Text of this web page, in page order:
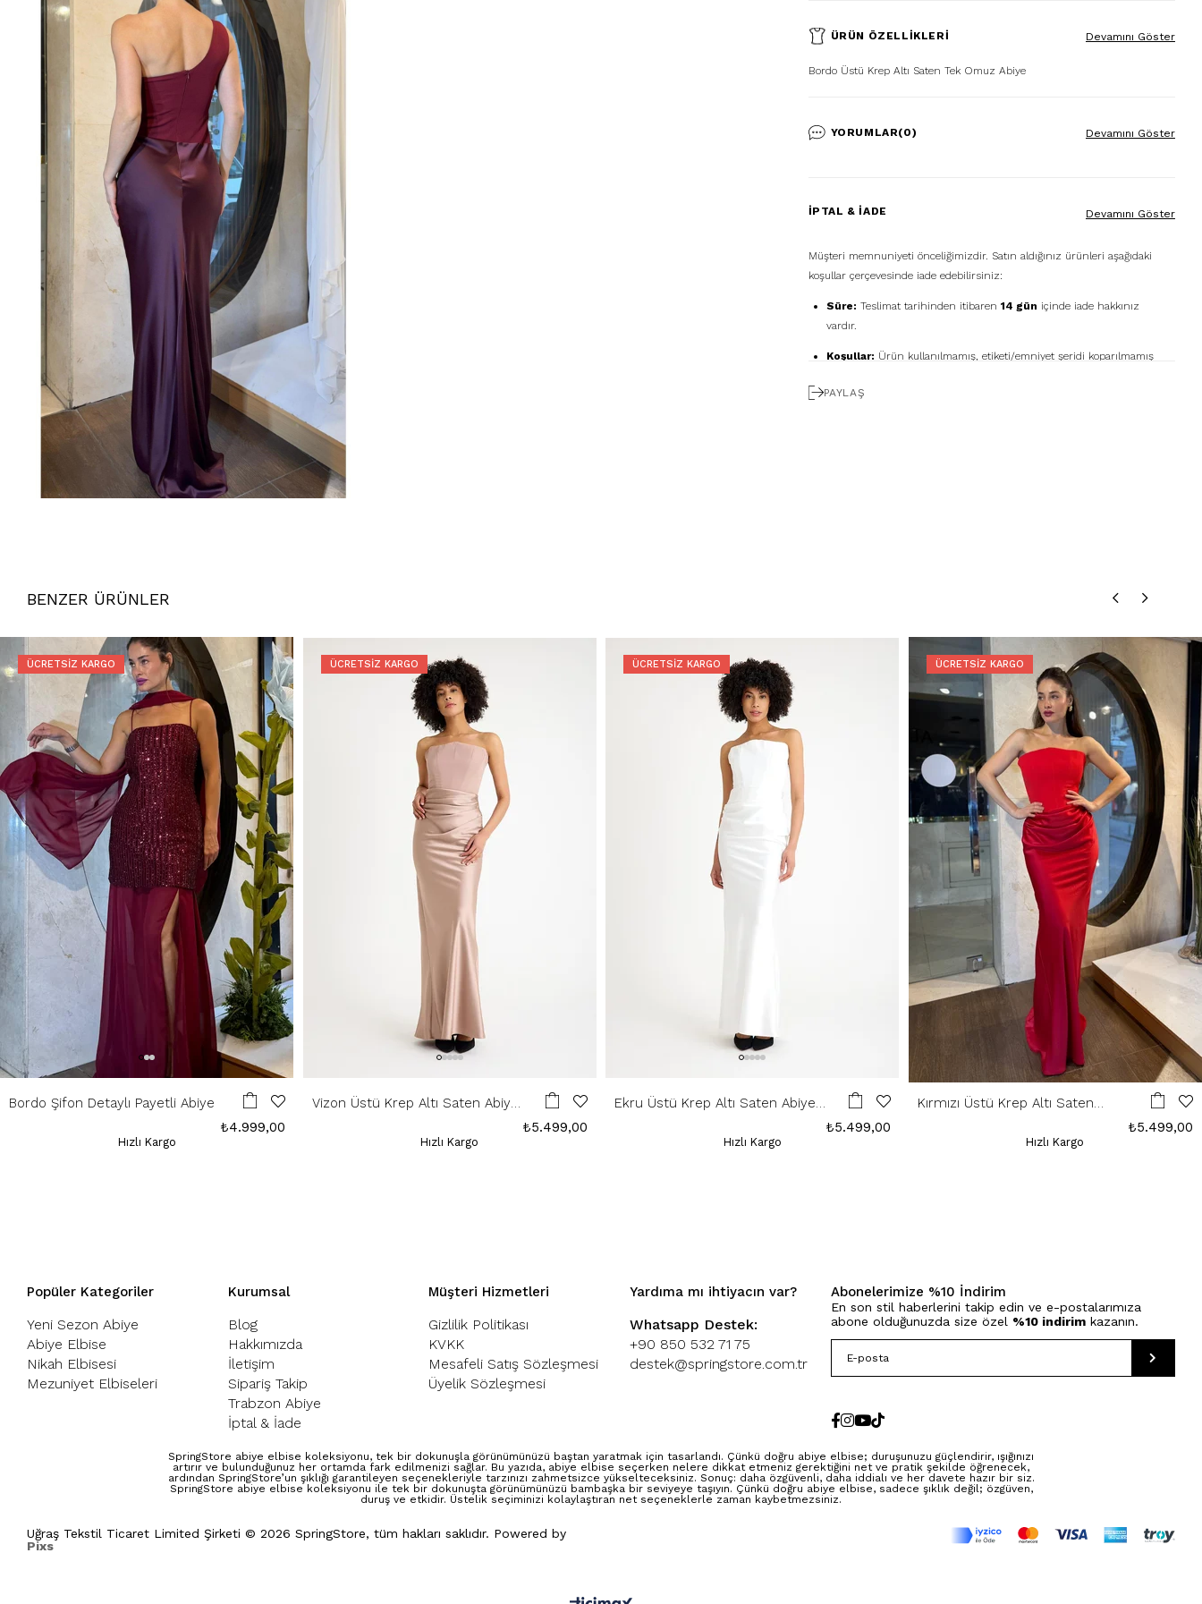
ÜRÜN ÖZELLIKLERI
Bordo Üstü Krep Altı Saten Tek Omuz Abiye
Devamını Göster
YORUMLAR(0) Devamını Göster
İPTAL & İADE
Müşteri memnuniyeti önceliğimizdir. Satın aldığınız ürünleri aşağıdaki
koşullar çerçevesinde iade edebilirsiniz:
Süre: Teslimat tarihinden itibaren 14 gün içinde iade hakkınız
vardır.
Koşullar: Ürün kullanılmamış, etiketi/emniyet şeridi koparılmamış
Kemerkaya Mah. Halkevi Cad. No 11 SpringStore -
Whatsapp Çağrı Merkezi:085053217175
Devamını Göster
PAYLAŞ
BENZER ÜRÜNLER
Bordo Şifon Detaylı Payetli Abiye
₺4.999,00
Hızlı Kargo
ÜCRETSIZ KARGO
Vizon Üstü Krep Altı Saten Abiye
₺5.499,00
Hızlı Kargo
ÜCRETSIZ KARGO
Ekru Üstü Krep Altı Saten Abiye
₺5.499,00
Hızlı Kargo
ÜCRETSIZ KARGO
Kırmızı Üstü Krep Altı Saten
₺5.499,00
Hızlı Kargo
ÜCRETSIZ KARGO
Popüler Kategoriler
Yeni Sezon Abiye
Abiye Elbise
Nikah Elbisesi
Mezuniyet Elbiseleri
Kurumsal
Blog
Hakkımızda
İletişim
Sipariş Takip
Trabzon Abiye
İptal & İade
Müşteri Hizmetleri
Gizlilik Politikası
KVKK
Mesafeli Satış Sözleşmesi
Üyelik Sözleşmesi
Yardıma mı ihtiyacın var?
Whatsapp Destek:
+90 850 532 71 75
destek@springstore.com.tr
Abonelerimize %10 İndirim
En son stil haberlerini takip edin ve e-postalarımıza
abone olduğunuzda size özel %10 indirimkazanın.
SpringStore abiye elbise koleksiyonu, tek bir dokunuşla görünümünüzü baştan yaratmak için tasarlandı. Çünkü doğru abiye elbise; duruşunuzu güçlendirir, ışığınızı
artırır ve bulunduğunuz her ortamda fark edilmenizi sağlar. Bu yazıda, abiye elbise seçerken nelere dikkat etmeniz gerektiğini net ve pratik şekilde öğrenecek,
ardından SpringStore’un şıklığı garantileyen seçenekleriyle tarzınızı zahmetsizce yükselteceksiniz. Sonuç: daha özgüvenli, daha iddialı ve her davete hazır bir siz.
SpringStore abiye elbise koleksiyonu ile tek bir dokunuşta görünümünüzü bambaşka bir seviyeye taşıyın. Çünkü doğru abiye elbise, sadece şıklık değil; özgüven,
duruş ve etkidir. Üstelik seçiminizi kolaylaştıran net seçeneklerle zaman kaybetmezsiniz.
Uğraş Tekstil Ticaret Limited Şirketi © 2026 SpringStore, tüm hakları saklıdır. Powered by
Pixs